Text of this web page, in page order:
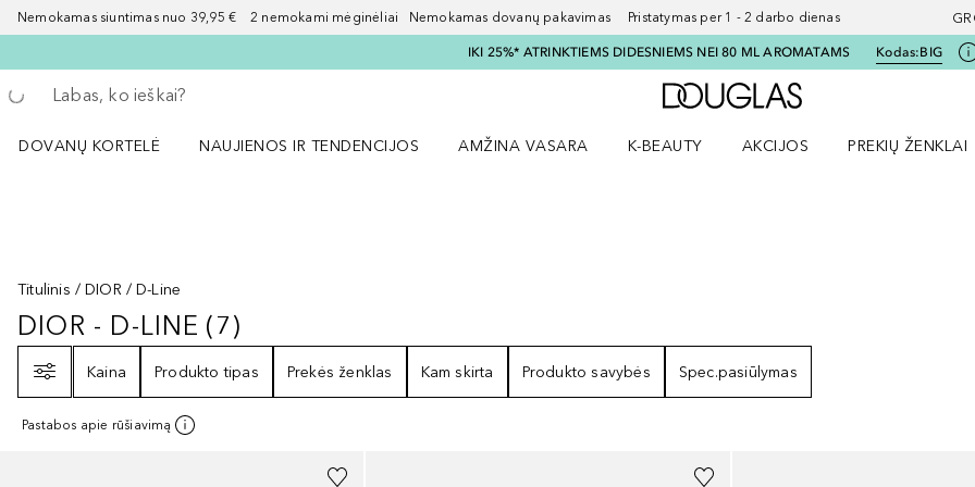
Nemokamas siuntimas nuo 39,95 € 2 nemokami mėginėliai Nemokamas dovanų pakavimas Pristatymas per 1 - 2 darbo dienas
IKI 25%* ATRINKTIEMS DIDESNIEMS NEI 80 ML AROMATAMS Kodas:BIG
Grįžk atgal
Vykdykite paiešką
Į Douglas pagrindinį
DOVANŲ KORTELĖ
NAUJIENOS IR TENDENCIJOS
AMŽINA VASARA
K-BEAUTY
AKCIJOS
PREKIŲ ŽENKLAI
Titulinis DIOR D-Line
DIOR - D-LINE7REZULTATAI
DIOR - D-LINE (7)
Kaina
Produkto tipas Prekės ženklas Kam skirta Produkto savybės Spec.pasiūlymas
Pastabos apie rūšiavimą